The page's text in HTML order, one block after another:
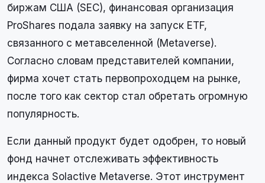
биржам США (SEC), финансовая организация
ProShares подала заявку на запуск ETF,
связанного с метавселенной (Metaverse).
Согласно словам представителей компании,
фирма хочет стать первопроходцем на рынке,
после того как сектор стал обретать огромную
популярность.
Если данный продукт будет одобрен, то новый
фонд начнет отслеживать эффективность
индекса Solactive Metaverse. Этот инструмент